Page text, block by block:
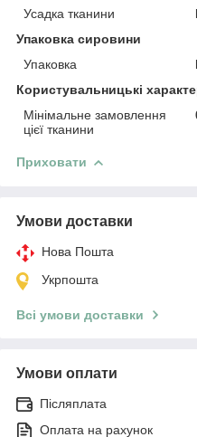
Усадка тканини
Упаковка сировини
Упаковка
Користувальницькі
Мінімальне замовлення
цієї тканини
Приховати
Умови доставки
Нова Пошта
Укрпошта
Всі умови доставки
Умови оплати
Післяплата
Оплата на рахунок